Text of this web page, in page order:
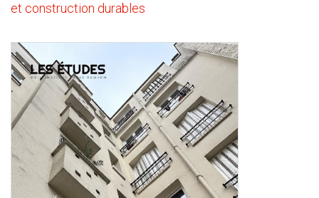
et construction durables